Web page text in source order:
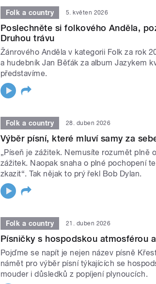
Folk a country 5. květen 2026
Poslechněte si folkového Anděla,
Druhou trávu
Žánrového Anděla v kategorii Folk za rok
a hudebník Jan Běťák za album Jazykem
představíme.
Folk a country 28. duben 2026
Výběr písní, které mluví samy za
„Píseň je zážitek. Nemusíte rozumět plně
zážitek. Naopak snaha o plné pochopení
zkazit“. Tak nějak to prý řekl Bob Dylan.
Folk a country 21. duben 2026
Písničky s hospodskou atmosférou
Pojďme se napít je nejen název písně
námět pro výběr písní týkajících se
mouder i důsledků z popíjení plynoucích.